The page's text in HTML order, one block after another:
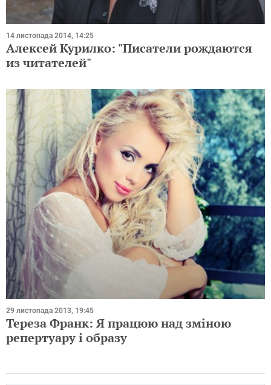
14 листопада 2014, 14:25
Алексей Курилко: "Писатели рождаются
из читателей"
29 листопада 2013, 19:45
Тереза ​​Франк: Я працюю над зміною
репертуару і образу